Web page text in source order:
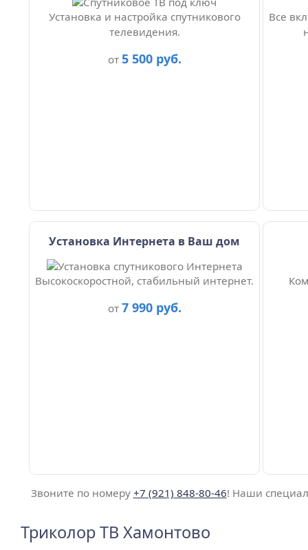
Установка и настройка спутникового
телевидения.
от 5 500 руб.
Все
Установка Интернета в Ваш дом
Высокоскоростной, стабильный интернет.
от 7 990 руб.
Звоните по номеру +7 (921) 848-80-46! Наши
Триколор ТВ Хамонтово